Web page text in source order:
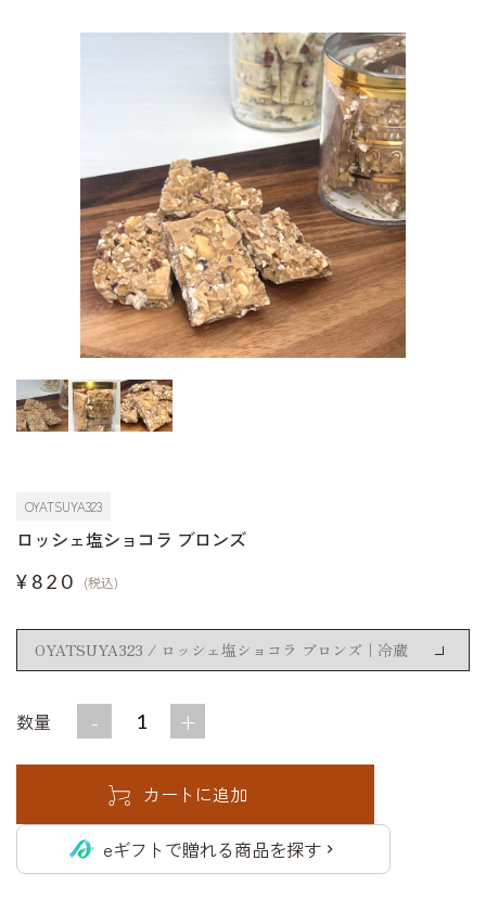
OYATSUYA323
ロッシェ塩ショコラ ブロンズ
¥820 (税込)
数量 - +
eギフトで贈れる商品を探す